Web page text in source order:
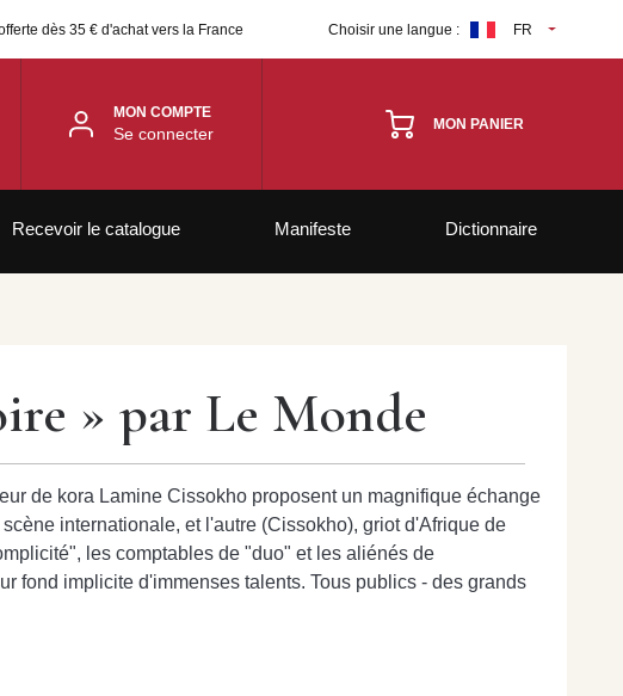
dès 35 € d'achat vers la France Choisir une langue : FR
MON COMPTE
Se connecter MON PANIER
Recevoir le catalogue Manifeste Dictionnaire
» par Le Monde
de kora Lamine Cissokho proposent un magnifique échange
internationale, et l'autre (Cissokho), griot d'Afrique de
les comptables de "duo" et les aliénés de
fond implicite d'immenses talents. Tous publics - des grands